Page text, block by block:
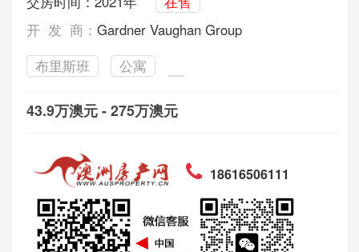
开 发 商： Gardner Vaughan Group
布里斯班
公寓
43.9万澳元 - 275万澳元
18616506111